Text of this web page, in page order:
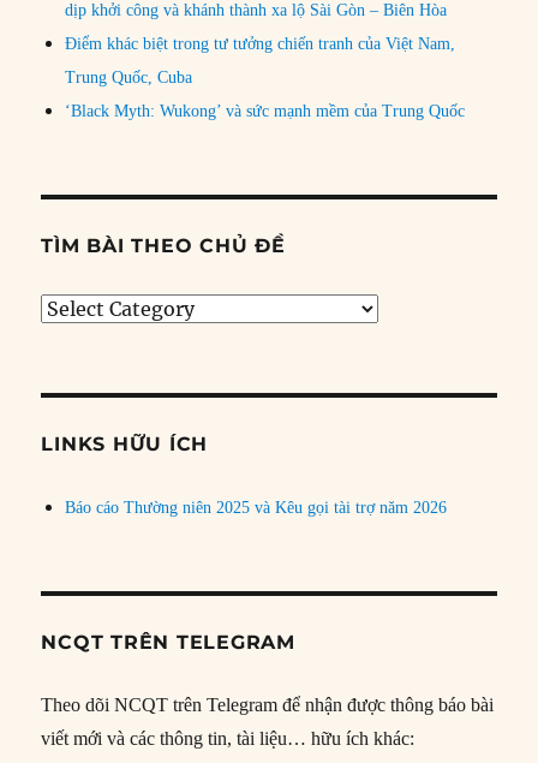
dịp khởi công và khánh thành xa lộ Sài Gòn – Biên Hòa
Điểm khác biệt trong tư tưởng chiến tranh của Việt Nam,
Trung Quốc, Cuba
‘Black Myth: Wukong’ và sức mạnh mềm của Trung Quốc
TÌM BÀI THEO CHỦ ĐỀ
Tìm
đề
LINKS HỮU ÍCH
Báo cáo Thường niên 2025 và Kêu gọi tài trợ năm 2026
NCQT TRÊN TELEGRAM
Theo dõi NCQT trên Telegram để nhận được thông báo bài
viết mới và các thông tin, tài liệu… hữu ích khác: